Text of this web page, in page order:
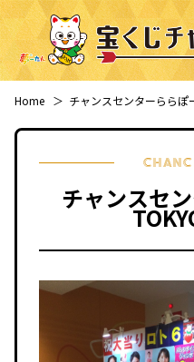
Home ＞ チャンスセンターららぽ
チャンスセ